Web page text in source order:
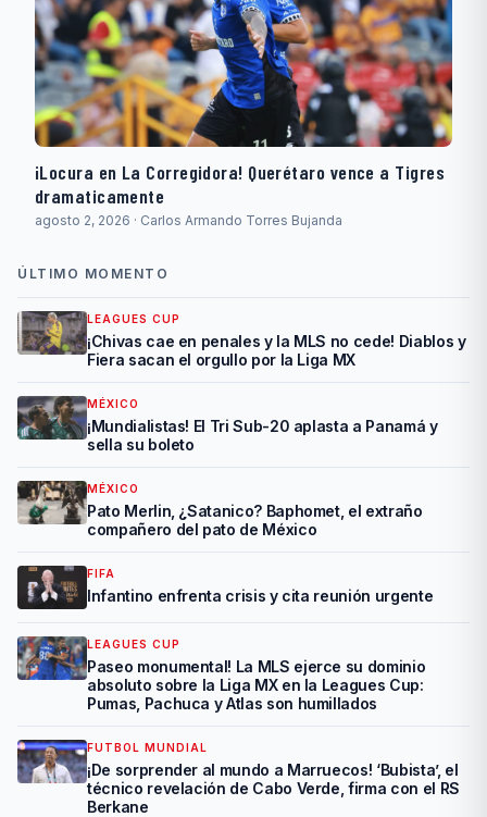
¡Locura en La Corregidora! Querétaro vence a Tigres
dramaticamente
agosto 2, 2026 · Carlos Armando Torres Bujanda
ÚLTIMO MOMENTO
LEAGUES CUP
¡Chivas cae en penales y la MLS no cede! Diablos y
Fiera sacan el orgullo por la Liga MX
MÉXICO
¡Mundialistas! El Tri Sub-20 aplasta a Panamá y
sella su boleto
MÉXICO
Pato Merlin, ¿Satanico? Baphomet, el extraño
compañero del pato de México
FIFA
Infantino enfrenta crisis y cita reunión urgente
LEAGUES CUP
Paseo monumental! La MLS ejerce su dominio
absoluto sobre la Liga MX en la Leagues Cup:
Pumas, Pachuca y Atlas son humillados
FUTBOL MUNDIAL
¡De sorprender al mundo a Marruecos! ‘Bubista’, el
técnico revelación de Cabo Verde, firma con el RS
Berkane